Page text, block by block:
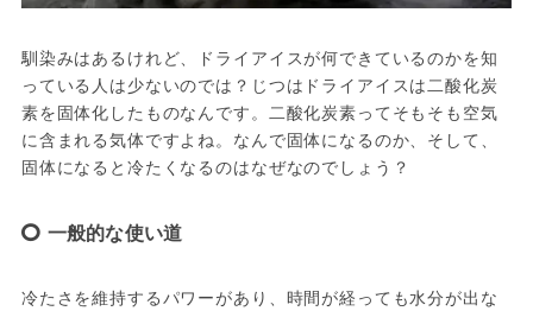
馴染みはあるけれど、ドライアイスが何できているのかを知
っている人は少ないのでは？じつはドライアイスは二酸化炭
素を固体化したものなんです。二酸化炭素ってそもそも空気
に含まれる気体ですよね。なんで固体になるのか、そして、
固体になると冷たくなるのはなぜなのでしょう？
一般的な使い道
冷たさを維持するパワーがあり、時間が経っても水分が出な